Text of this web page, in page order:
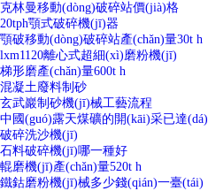
克林曼移動(dòng)破碎站價(jià)格
20tph顎式破碎機(jī)器
顎破移動(dòng)破碎站產(chǎn)量30t h
lxm1120離心式超細(xì)磨粉機(jī)
梯形磨產(chǎn)量600t h
混凝土廢料制砂
玄武巖制砂機(jī)械工藝流程
中國(guó)露天煤礦的開(kāi)采已達(dá)
破碎洗沙機(jī)
石料破碎機(jī)哪一種好
輥磨機(jī)產(chǎn)量520t h
鐵鈷磨粉機(jī)械多少錢(qián)一臺(tái)